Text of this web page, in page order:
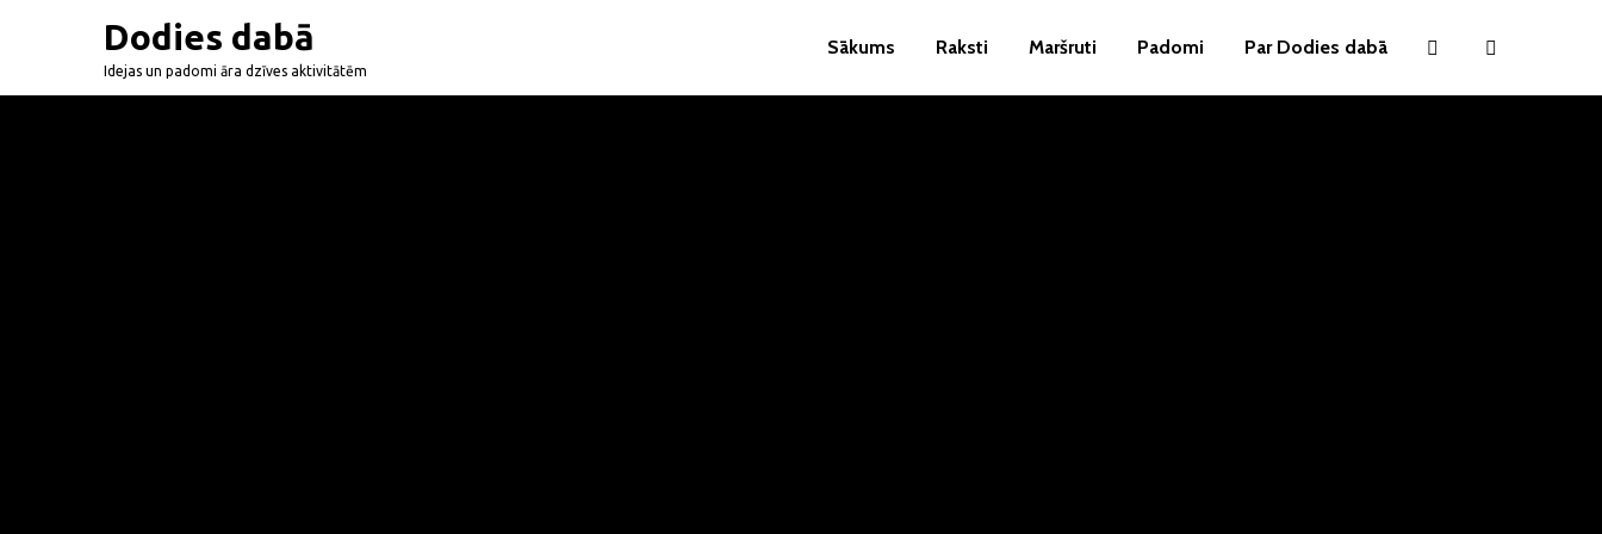
Dodies dabā
Idejas un padomi āra dzīves aktivitātēm
Sākums Raksti Maršruti Padomi Par Dodies dabā